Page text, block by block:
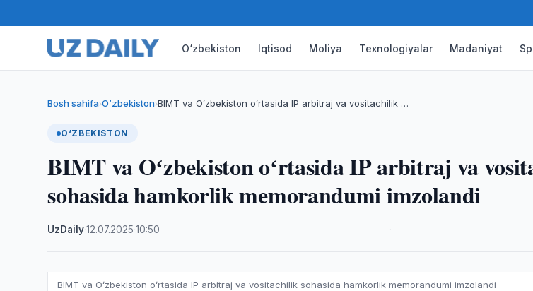
O‘zbekiston Iqtisod Moliya Texnologiyalar Madaniyat
Bosh sahifa›O‘zbekiston›BIMT va Oʻzbekiston oʻrtasida IP arbitraj va vositachilik …
O‘ZBEKISTON
BIMT va Oʻzbekiston oʻrtasida IP arbitraj va
sohasida hamkorlik memorandumi imzolandi
UzDaily·12.07.2025 ·10:50
BIMT va Oʻzbekiston oʻrtasida IP arbitraj va vositachilik sohasida hamkorlik memorandumi imzolandi